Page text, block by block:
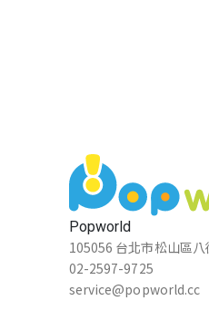
Popworld
105056 台北市松山區
02-2597-9725
service@popworld.cc